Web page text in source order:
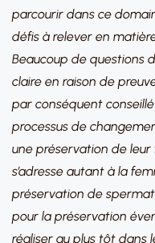
parcourir dans ce
défis à relever en
Beaucoup de questions
claire en raison de
par conséquent
processus de
une préservation de
s’adresse autant à la
préservation de
pour la préservation
réaliser au plus tôt dans